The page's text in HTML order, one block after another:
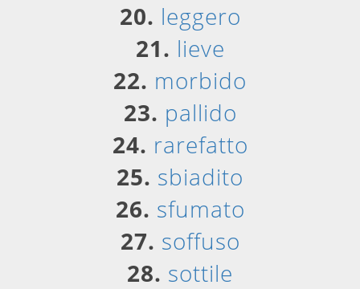
20. leggero
21. lieve
22. morbido
23. pallido
24. rarefatto
25. sbiadito
26. sfumato
27. soffuso
28. sottile